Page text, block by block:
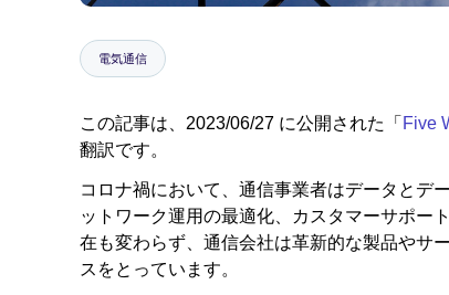
電気通信
この記事は、2023/06/27 に公開された「 Five
翻訳です。
コロナ禍において、通信事業者はデータとデ
ットワーク運用の最適化、カスタマーサポー
在も変わらず、通信会社は革新的な製品やサ
スをとっています。